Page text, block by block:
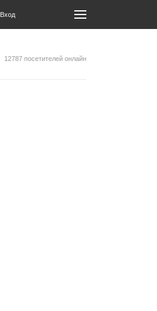
Вход
12787 посетителей онлайн